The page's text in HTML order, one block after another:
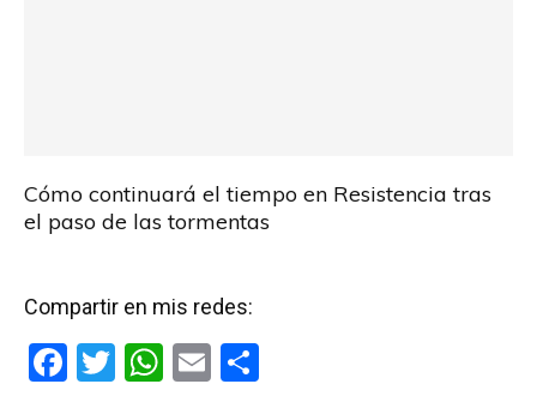
Cómo continuará el tiempo en Resistencia tras
el paso de las tormentas
Compartir en mis redes:
F
T
W E